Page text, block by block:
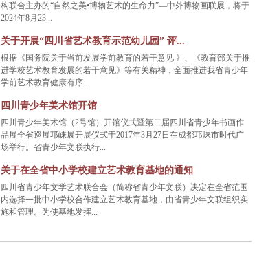
构联合主办的“自然之美•博物艺术的生命力”—中外博物画联展，将于
2024年8月23...
关于开展“四川省艺术教育示范幼儿园” 评...
根据《国务院关于当前发展学前教育的若干意见 》、《教育部关于推
进学校艺术教育发展的若干意见》等有关精神，全面推进我省青少年
学前艺术教育健康有序...
四川青少年美术馆开馆
四川青少年美术馆（2号馆）开馆仪式暨第二届四川省青少年书画作
品展全省巡展邛崃展开展仪式于2017年3月27日在成都邛崃市时代广
场举行。省青少年文联执行...
关于在全省中小学校建立艺术教育基地的通知
四川省青少年文学艺术联合会（简称省青少年文联）决定在全省范围
内选择一批中小学校合作建立艺术教育基地，由省青少年文联组织实
施和管理。为使基地发挥...